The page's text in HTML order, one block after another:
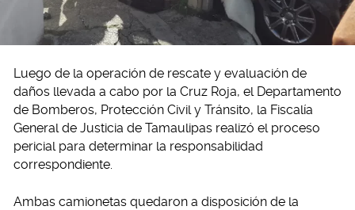
Luego de la operación de rescate y evaluación de
daños llevada a cabo por la Cruz Roja, el Departamento
de Bomberos, Protección Civil y Tránsito, la Fiscalía
General de Justicia de Tamaulipas realizó el proceso
pericial para determinar la responsabilidad
correspondiente.
Ambas camionetas quedaron a disposición de la